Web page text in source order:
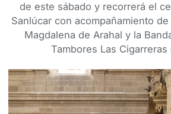
de este sábado y recorrerá el
Sanlúcar con acompañamiento
Magdalena de Arahal y la
Tambores Las Cigarreras